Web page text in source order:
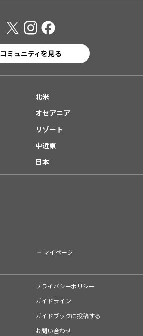
コミュニティを見る
北米
オセアニア
リゾート
中近東
日本
マイページ
プライバシーポリシー
ガイドライン
ガイドブックに投稿する
お問い合わせ